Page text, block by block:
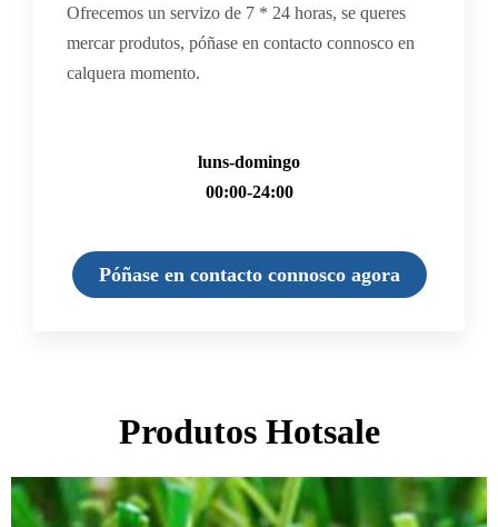
Ofrecemos un servizo de 7 * 24 horas, se queres
mercar produtos, póñase en contacto connosco en
calquera momento.
luns-domingo
00:00-24:00
Póñase en contacto connosco agora
Produtos Hotsale
PáxPáxPáxPáx